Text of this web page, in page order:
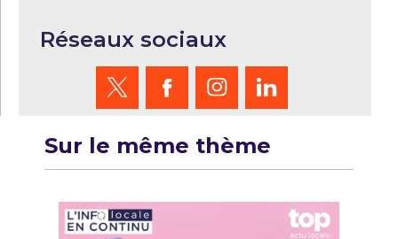
Réseaux sociaux
Sur le même thème